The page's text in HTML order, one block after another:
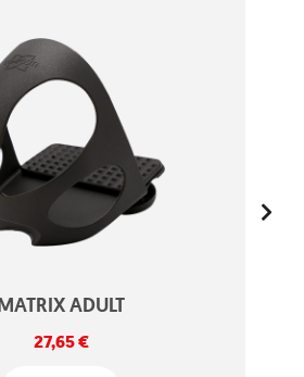
ADULT
Preis
27,65 €